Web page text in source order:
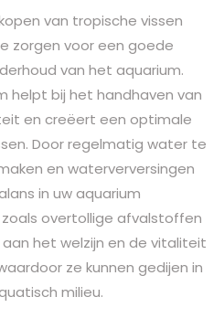
van tropische vissen
zorgen voor een goede
van het aquarium.
helpt bij het handhaven van
en creëert een optimale
Door regelmatig water te
en waterverversingen
in uw aquarium
overtollige afvalstoffen
het welzijn en de vitaliteit
ze kunnen gedijen in
milieu.